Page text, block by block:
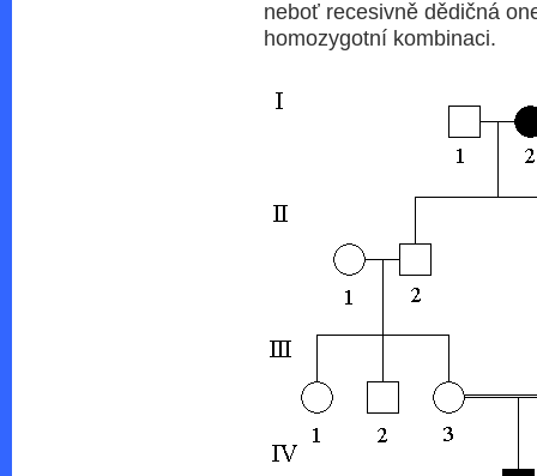
neboť recesivně dědičná
homozygotní kombinaci.